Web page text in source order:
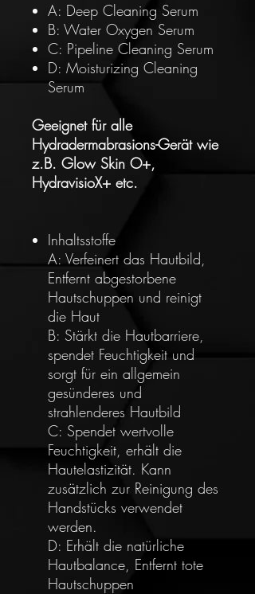
A: Deep Cleaning Serum
B: Water Oxygen Serum
C: Pipeline Cleaning Serum
D: Moisturizing Cleaning
Serum
Geeignet für alle
Hydradermabrasions-Gerät wie
z.B. Glow Skin O+,
HydravisioX+ etc.
Inhaltsstoffe
A: Verfeinert das Hautbild,
Entfernt abgestorbene
Hautschuppen und reinigt
die Haut
B: Stärkt die Hautbarriere,
spendet Feuchtigkeit und
sorgt für ein allgemein
gesünderes und
strahlenderes Hautbild
C: Spendet wertvolle
Feuchtigkeit, erhält die
Hautelastizität. Kann
zusätzlich zur Reinigung des
Handstücks verwendet
werden.
D: Erhält die natürliche
Hautbalance, Entfernt tote
Hautschuppen